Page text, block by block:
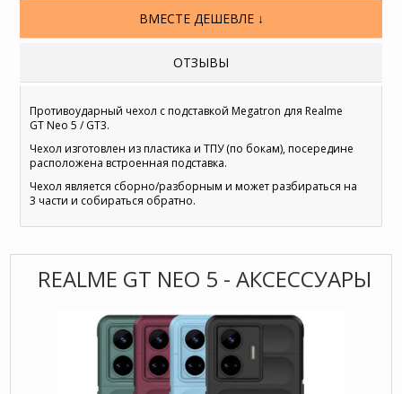
ВМЕСТЕ ДЕШЕВЛЕ ↓
ОТЗЫВЫ
Противоударный чехол с подставкой Megatron для Realme
GT Neo 5 / GT3.
Чехол изготовлен из пластика и ТПУ (по бокам), посередине
расположена встроенная подставка.
Чехол является сборно/разборным и может разбираться на
3 части и собираться обратно.
REALME GT NEO 5 - АКСЕССУАРЫ